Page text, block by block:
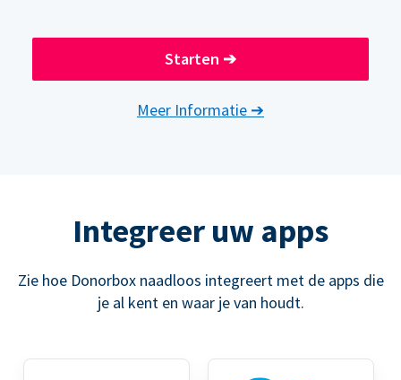
Starten ➔
Meer Informatie ➔
Integreer uw apps
Zie hoe Donorbox naadloos integreert met de apps die
je al kent en waar je van houdt.